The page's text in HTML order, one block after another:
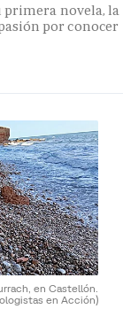
primera novela, la
por conocer
en Castellón.
en Acción)